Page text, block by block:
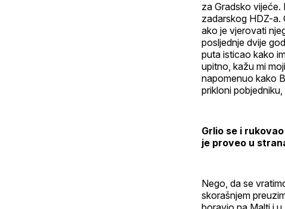
za Gradsko vijeće.
zadarskog HDZ-a.
ako je vjerovati
posljednje dvije
puta isticao kako
upitno, kažu mi
napomenuo kako
prikloni
Grlio se i
je proveo u
Nego, da se
skorašnjem